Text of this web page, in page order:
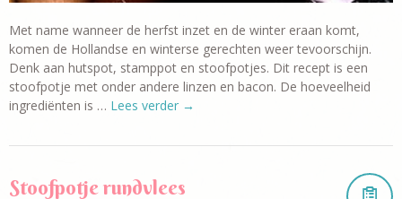
Met name wanneer de herfst inzet en de winter eraan komt,
komen de Hollandse en winterse gerechten weer tevoorschijn.
Denk aan hutspot, stamppot en stoofpotjes. Dit recept is een
stoofpotje met onder andere linzen en bacon. De hoeveelheid
ingrediënten is … Lees verder →
Stoofpotje rundvlees